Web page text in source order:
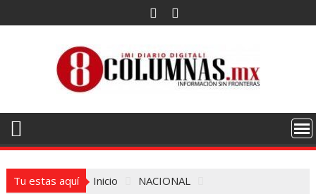
al
Tu estas aquí Inicio
NACIONAL